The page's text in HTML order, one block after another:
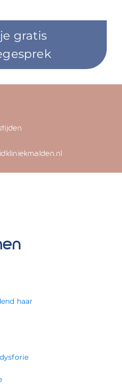
gratis
haar